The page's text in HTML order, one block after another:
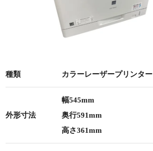
種類 カラーレーザープリンター
外形寸法
幅545mm
奥行591mm
高さ361mm